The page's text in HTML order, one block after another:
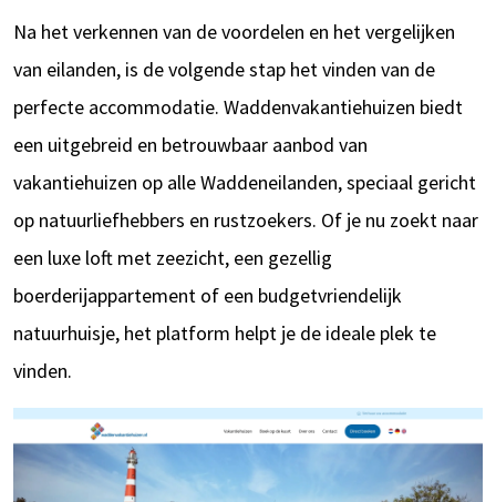
Na het verkennen van de voordelen en het vergelijken
van eilanden, is de volgende stap het vinden van de
perfecte accommodatie. Waddenvakantiehuizen biedt
een uitgebreid en betrouwbaar aanbod van
vakantiehuizen op alle Waddeneilanden, speciaal gericht
op natuurliefhebbers en rustzoekers. Of je nu zoekt naar
een luxe loft met zeezicht, een gezellig
boerderijappartement of een budgetvriendelijk
natuurhuisje, het platform helpt je de ideale plek te
vinden.